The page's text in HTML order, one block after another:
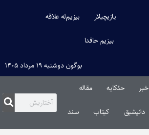
یازیچیلار بیزیم‌له علاقه
بیزیم حاقدا
بوگون دوشنبه ۱۹ مرداد ۱۴۰۵
خبر حئکایه مقاله‌
دانیشیق کیتاب سند